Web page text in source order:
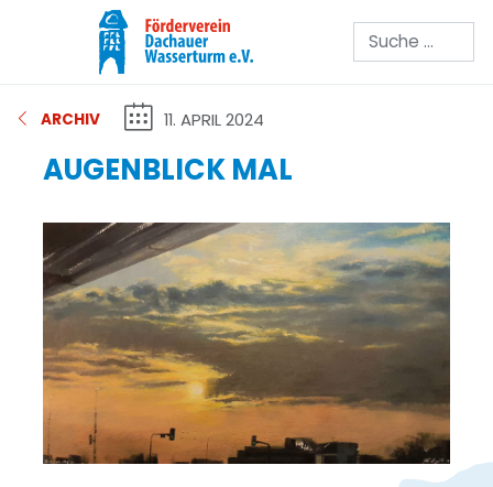
Suchen
ARCHIV 11. APRIL 2024
AUGENBLICK MAL